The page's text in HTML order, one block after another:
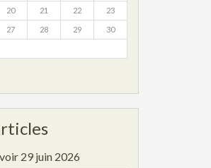
20 21 22 23
27 28 29 30
29 juin 2026